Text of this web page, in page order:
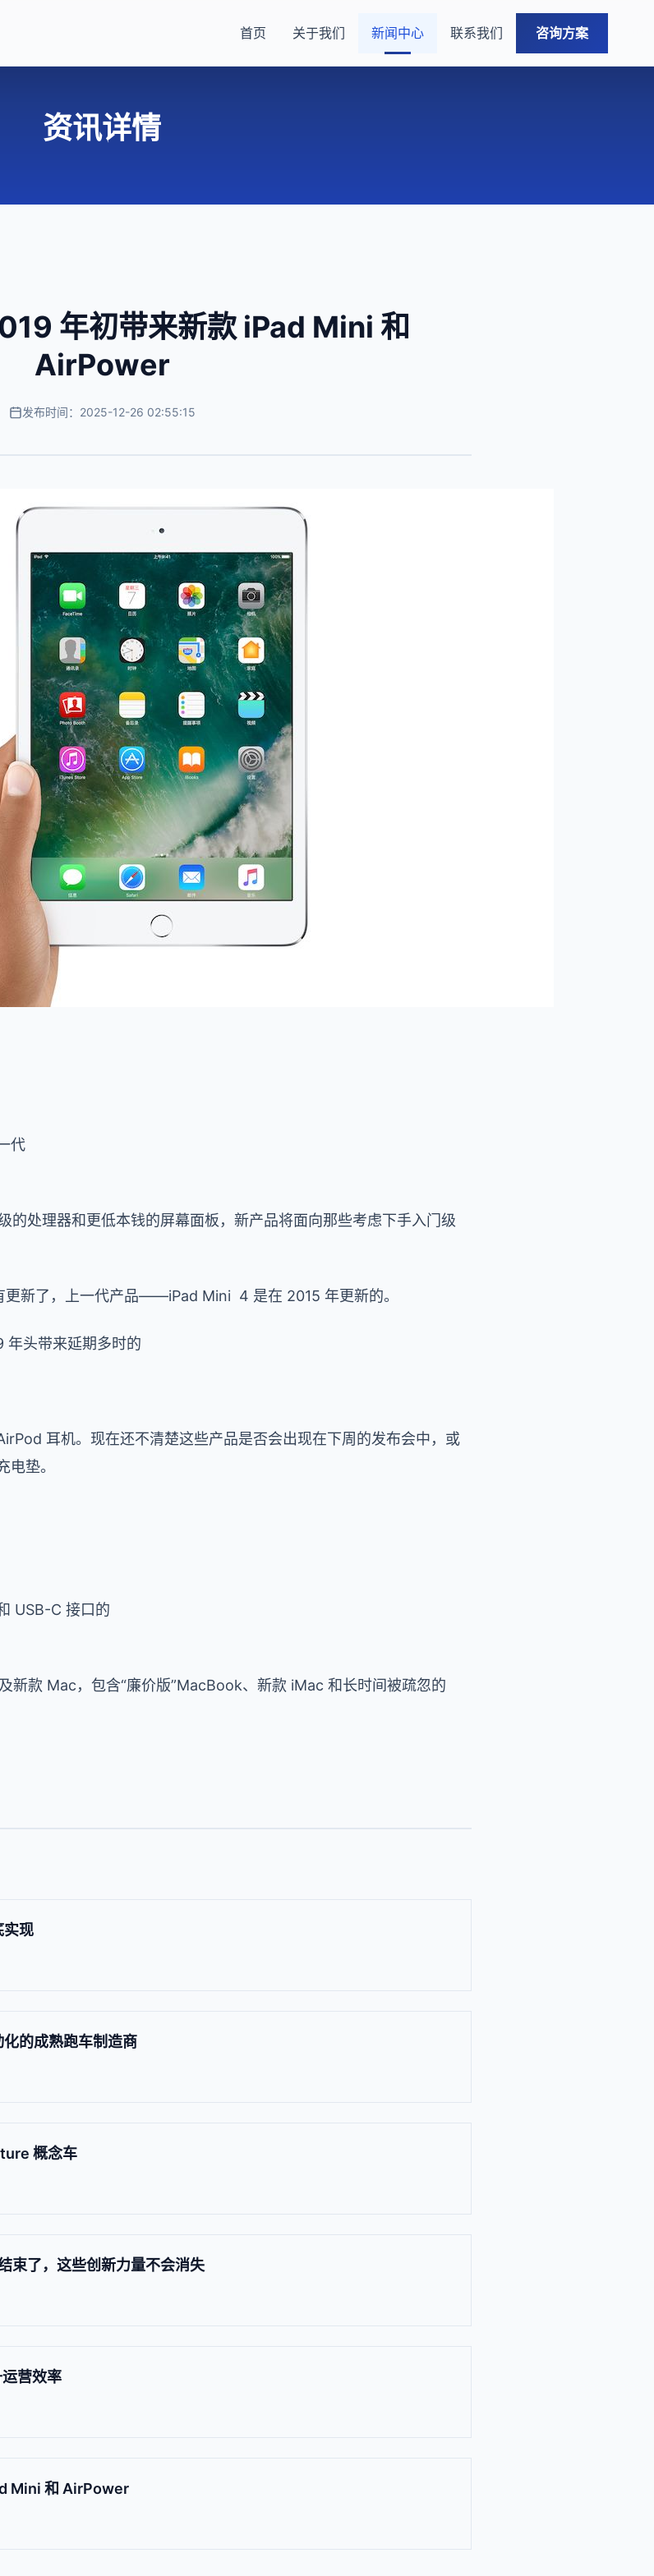
首页 关于我们 新闻中心 联系我们 咨询方案
资讯详情
年初带来新款 iPad Mini 和
AirPower
发布时间：2025-12-26 02:55:15
代
的处理器和更低本钱的屏幕面板，新产品将面向那些考虑下手入门级
更新了，上一代产品——iPad Mini 4 是在 2015 年更新的。
年头带来延期多时的
耳机。现在还不清楚这些产品是否会出现在下周的发布会中，或
垫。
USB-C 接口的
新款 Mac，包含“廉价版”MacBook、新款 iMac 和长时间被疏忽的
实现
的成熟跑车制造商
概念车
束了，这些创新力量不会消失
营效率
Mini 和 AirPower